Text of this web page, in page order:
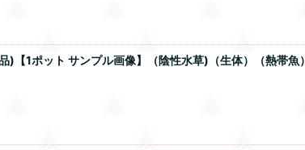
【1ポット サンプル画像】（陰性水草)（生体）（熱帯魚）